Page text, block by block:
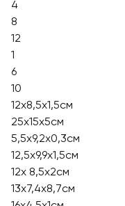
4
8
12
1
6
10
12x8,5x1,5см
25x15x5см
5,5x9,2x0,3см
12,5x9,9x1,5см
12x 8,5x2см
13x7,4x8,7см